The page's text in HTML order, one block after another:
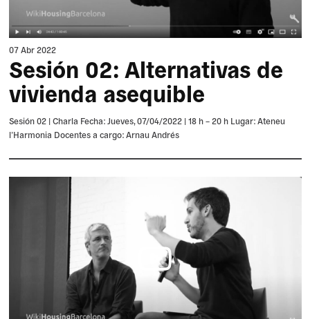
07 Abr 2022
Sesión 02: Alternativas de
vivienda asequible
Sesión 02 | Charla Fecha: Jueves, 07/04/2022 | 18 h – 20 h Lugar: Ateneu
l’Harmonia Docentes a cargo: Arnau Andrés